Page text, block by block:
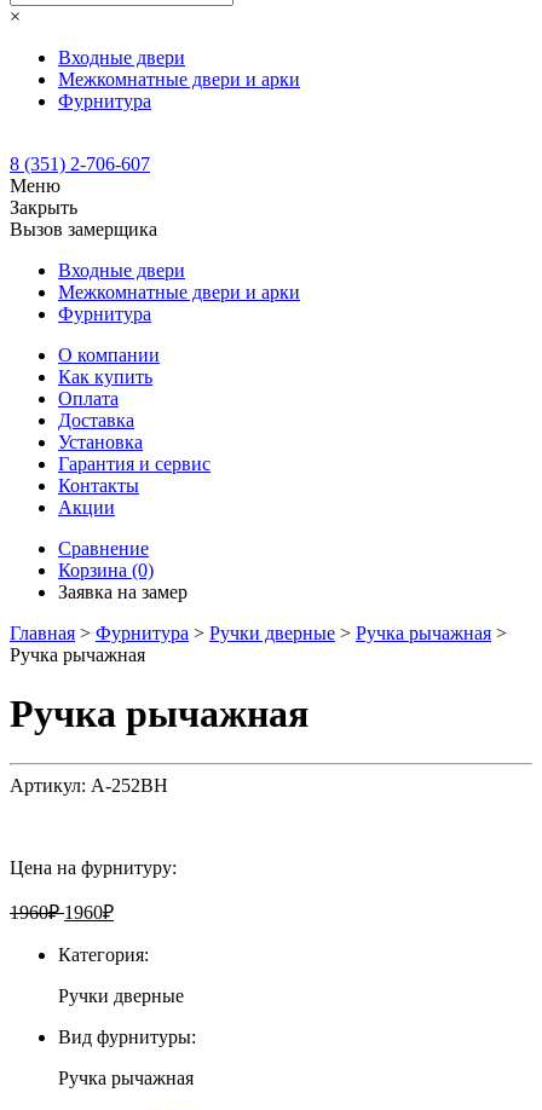
×
Входные двери
Межкомнатные двери и арки
Фурнитура
8 (351) 2-706-607
Меню
Закрыть
Вызов замерщика
Входные двери
Межкомнатные двери и арки
Фурнитура
О компании
Как купить
Оплата
Доставка
Установка
Гарантия и сервис
Контакты
Акции
Сравнение
Корзина (0)
Заявка на замер
Главная > Фурнитура > Ручки дверные > Ручка рычажная >
Ручка рычажная
Ручка рычажная
Артикул: А-252BH
Цена на фурнитуру:
1960₽ 1960₽
Категория:
Ручки дверные
Вид фурнитуры:
Ручка рычажная